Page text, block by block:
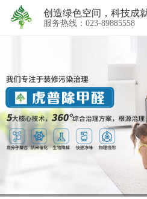
创造绿色空间，科技成
服务热线：023-89885558